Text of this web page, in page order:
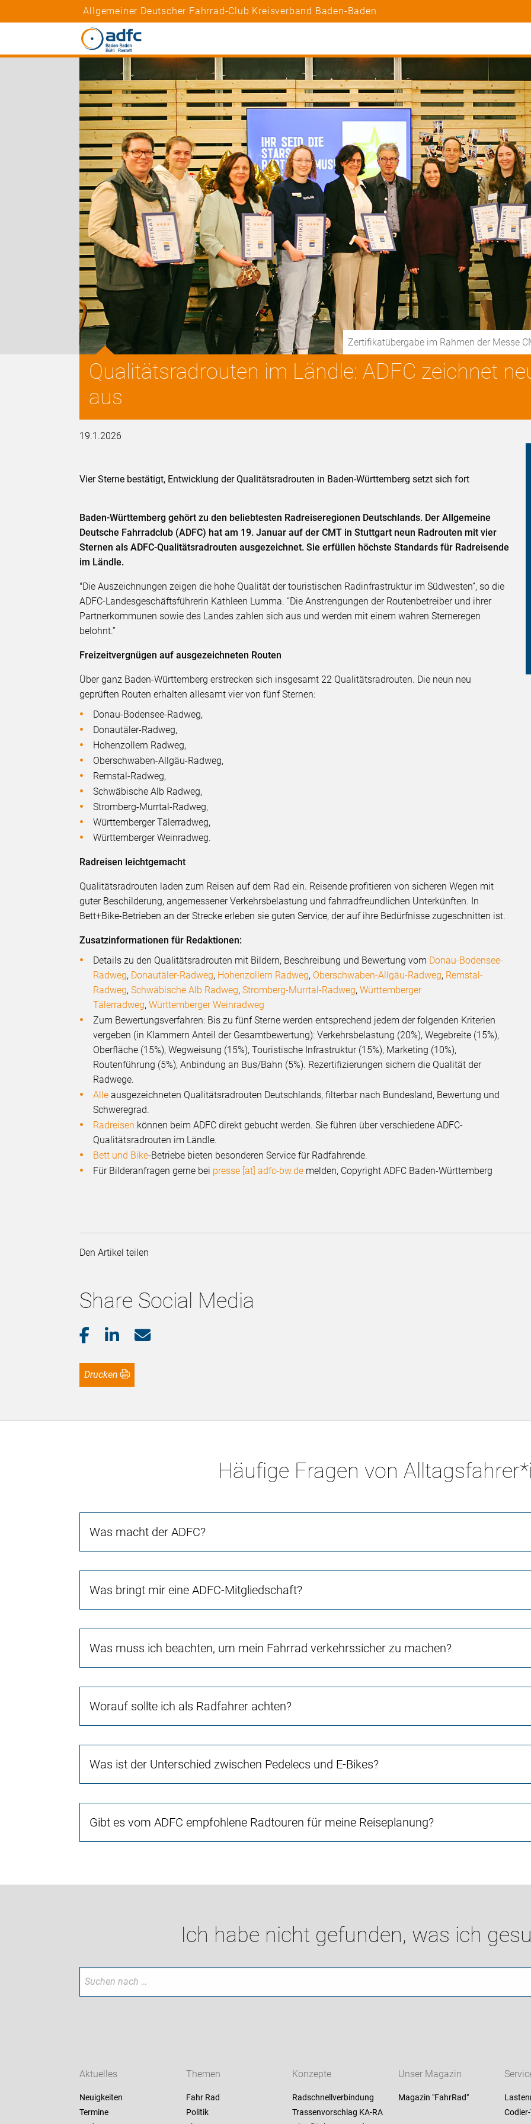
Allgemeiner Deutscher Fahrrad-Club Kreisverband Baden-Baden
Zertifikatübergabe im Rahmen der Messe
Qualitätsradrouten im Ländle: ADFC zeichnet
aus
19.1.2026
Vier Sterne bestätigt, Entwicklung der Qualitätsradrouten in Baden-Württemberg setzt sich fort
Baden-Württemberg gehört zu den beliebtesten Radreiseregionen Deutschlands. Der Allgemeine
Deutsche Fahrradclub (ADFC) hat am 19. Januar auf der CMT in Stuttgart neun Radrouten mit vier
Sternen als ADFC-Qualitätsradrouten ausgezeichnet. Sie erfüllen höchste Standards für Radreisende
im Ländle.
"Die Auszeichnungen zeigen die hohe Qualität der touristischen Radinfrastruktur im Südwesten”, so die
ADFC-Landesgeschäftsführerin Kathleen Lumma. “Die Anstrengungen der Routenbetreiber und ihrer
Partnerkommunen sowie des Landes zahlen sich aus und werden mit einem wahren Sterneregen
belohnt.”
Freizeitvergnügen auf ausgezeichneten Routen
Über ganz Baden-Württemberg erstrecken sich insgesamt 22 Qualitätsradrouten. Die neun neu
geprüften Routen erhalten allesamt vier von fünf Sternen:
Donau-Bodensee-Radweg,
Donautäler-Radweg,
Hohenzollern Radweg,
Oberschwaben-Allgäu-Radweg,
Remstal-Radweg,
Schwäbische Alb Radweg,
Stromberg-Murrtal-Radweg,
Württemberger Tälerradweg,
Württemberger Weinradweg.
Radreisen leichtgemacht
Qualitätsradrouten laden zum Reisen auf dem Rad ein. Reisende profitieren von sicheren Wegen mit
guter Beschilderung, angemessener Verkehrsbelastung und fahrradfreundlichen Unterkünften. In
Bett+Bike-Betrieben an der Strecke erleben sie guten Service, der auf ihre Bedürfnisse zugeschnitten ist.
Zusatzinformationen für Redaktionen:
Details zu den Qualitätsradrouten mit Bildern, Beschreibung und Bewertung vom Donau-Bodensee-
Radweg, Donautäler-Radweg, Hohenzollern Radweg, Oberschwaben-Allgäu-Radweg, Remstal-
Radweg,Schwäbische Alb Radweg,Stromberg-Murrtal-Radweg,Württemberger
Tälerradweg,Württemberger Weinradweg
Zum Bewertungsverfahren: Bis zu fünf Sterne werden entsprechend jedem der folgenden Kriterien
vergeben (in Klammern Anteil der Gesamtbewertung): Verkehrsbelastung (20%), Wegebreite (15%),
Oberfläche (15%), Wegweisung (15%), Touristische Infrastruktur (15%), Marketing (10%),
Routenführung (5%), Anbindung an Bus/Bahn (5%). Rezertifizierungen sichern die Qualität der
Radwege.
Alle ausgezeichneten Qualitätsradrouten Deutschlands, filterbar nach Bundesland, Bewertung und
Schweregrad.
Radreisen können beim ADFC direkt gebucht werden. Sie führen über verschiedene ADFC-
Qualitätsradrouten im Ländle.
Bett und Bike-Betriebe bieten besonderen Service für Radfahrende.
Für Bilderanfragen gerne bei presse [at] adfc-bw.de melden, Copyright ADFC Baden-Württemberg
Den Artikel teilen
Share Social Media
Drucken
Häufige Fragen von
Was macht der ADFC?
Was bringt mir eine ADFC-Mitgliedschaft?
Was muss ich beachten, um mein Fahrrad verkehrssicher zu machen?
Worauf sollte ich als Radfahrer achten?
Was ist der Unterschied zwischen Pedelecs und E-Bikes?
Gibt es vom ADFC empfohlene Radtouren für meine Reiseplanung?
Ich habe nicht gefunden, was ich
Aktuelles
Neuigkeiten
Termine
Themen
Fahr Rad
Politik
Konzepte
Radschnellverbindung
Trassenvorschlag KA-RA
Unser Magazin
Magazin "FahrRad"